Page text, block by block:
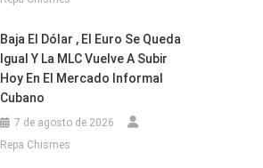
Baja El Dólar , El Euro Se Queda
Igual Y La MLC Vuelve A Subir
Hoy En El Mercado Informal
Cubano
7 de agosto de 2026
Repa Chismes